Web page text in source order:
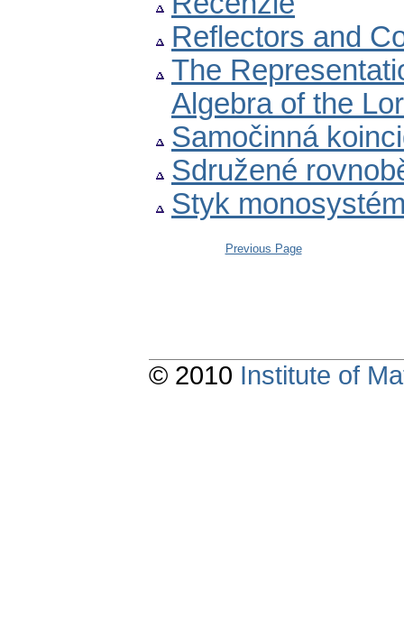
Reflectors and
The
Algebra of the
Samočinná
Sdružené
Styk
Previous Page
© 2010 Institute of